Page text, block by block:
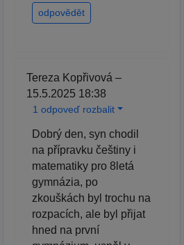
odpovědět
Tereza Kopřivová –
15.5.2025 18:38
1 odpoveď rozbalit
Dobrý den, syn chodil
na přípravku češtiny i
matematiky pro 8letá
gymnázia, po
zkouškách byl trochu na
rozpacích, ale byl přijat
hned na první